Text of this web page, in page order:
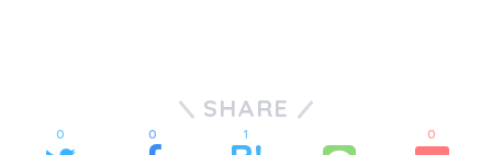
SHARE
0 0 1 0